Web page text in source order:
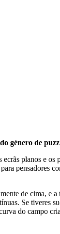
género de
planos e
pensadores
de cima, e
Se tiveres
do campo